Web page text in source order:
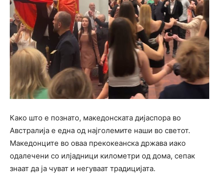
Како што е познато, македонската дијаспора во
Австралија е една од најголемите наши во светот.
Македонците во оваа прекокеанска држава иако
одалечени со илјадници километри од дома, сепак
знаат да ја чуват и негуваат традицијата.